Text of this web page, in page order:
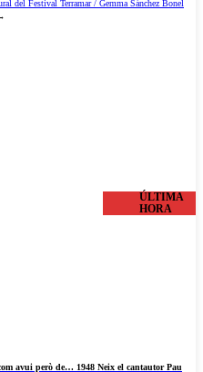
ÚLTIMA
HORA
avui però de… 1948 Neix el cantautor Pau